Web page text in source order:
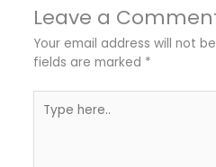
Leave a
Your email address will not
fields are marked *
here..